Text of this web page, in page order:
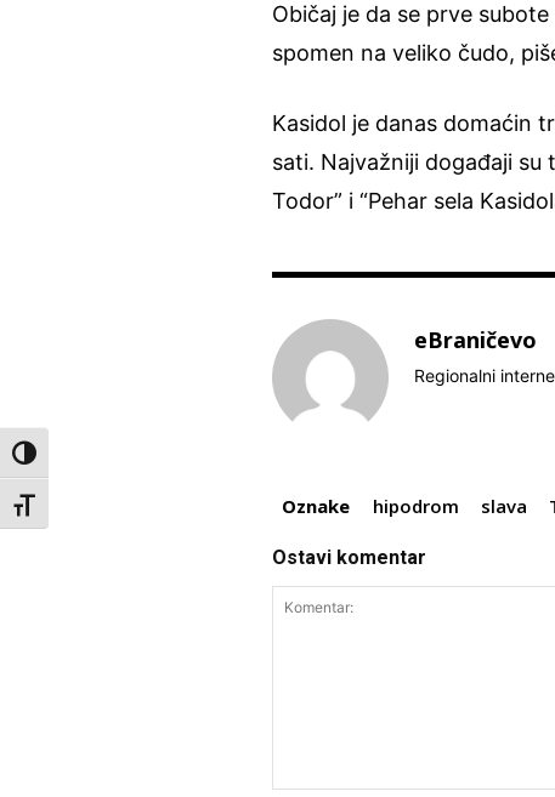
Toggle High Contrast
Toggle Font size
Običaj je da se prve
spomen na veliko čudo,
Kasidol je danas domaćin
sati. Najvažniji događaji su
Todor” i “Pehar sela
eBraničevo
Regionalni
Oznake hipodrom slava
Ostavi komentar